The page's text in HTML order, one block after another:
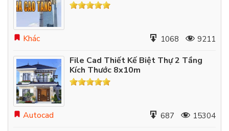
Khác 1068 9211
File Cad Thiết Kế Biệt Thự 2 Tầng
Kích Thước 8x10m
Autocad 687 15304